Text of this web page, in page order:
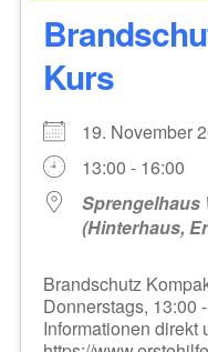
Kurs
19. November
13:00 - 16:00
Sprengelhaus
(Hinterhaus,
Brandschutz
Donnerstags, 13:00
Informationen direkt